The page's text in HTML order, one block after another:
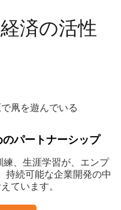
済の活性
パートナーシップ
練、生涯学習が、エンプ
持続可能な企業開発の中
ています。